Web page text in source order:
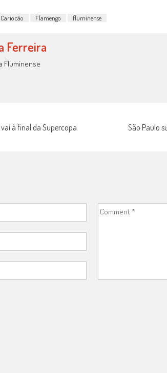
Cariocão Flamengo fluminense
Ferreira
Fluminense
à final da Supercopa São Paulo